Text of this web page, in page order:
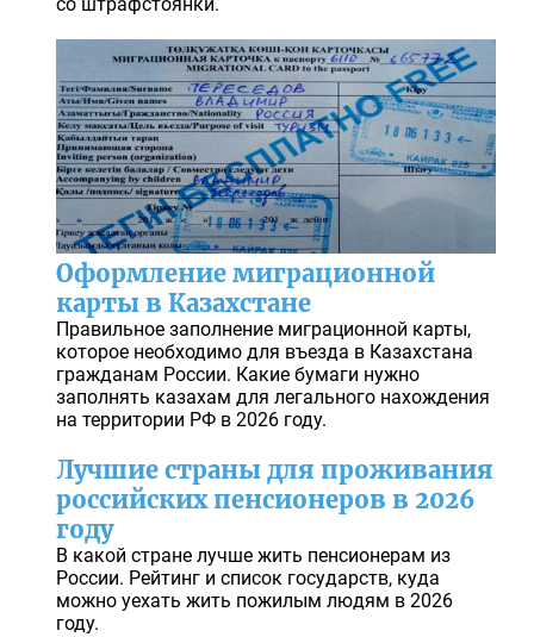
Оформление миграционной
карты в Казахстане
Правильное заполнение миграционной карты,
которое необходимо для въезда в Казахстана
гражданам России. Какие бумаги нужно
заполнять казахам для легального нахождения
на территории РФ в 2026 году.
Лучшие страны для проживания
российских пенсионеров в 2026
году
В какой стране лучше жить пенсионерам из
России. Рейтинг и список государств, куда
можно уехать жить пожилым людям в 2026
году.